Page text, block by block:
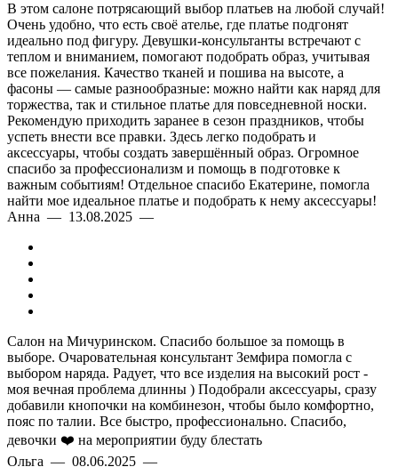
В этом салоне потрясающий выбор платьев на любой случай!
Очень удобно, что есть своё ателье, где платье подгонят
идеально под фигуру. Девушки-консультанты встречают с
теплом и вниманием, помогают подобрать образ, учитывая
все пожелания. Качество тканей и пошива на высоте, а
фасоны — самые разнообразные: можно найти как наряд для
торжества, так и стильное платье для повседневной носки.
Рекомендую приходить заранее в сезон праздников, чтобы
успеть внести все правки. Здесь легко подобрать и
аксессуары, чтобы создать завершённый образ. Огромное
спасибо за профессионализм и помощь в подготовке к
важным событиям! Отдельное спасибо Екатерине, помогла
найти мое идеальное платье и подобрать к нему аксессуары!
Анна — 13.08.2025 —
Салон на Мичуринском. Спасибо большое за помощь в
выборе. Очаровательная консультант Земфира помогла с
выбором наряда. Радует, что все изделия на высокий рост -
моя вечная проблема длинны ) Подобрали аксессуары, сразу
добавили кнопочки на комбинезон, чтобы было комфортно,
пояс по талии. Все быстро, профессионально. Спасибо,
девочки ❤️ на мероприятии буду блестать
Ольга — 08.06.2025 —